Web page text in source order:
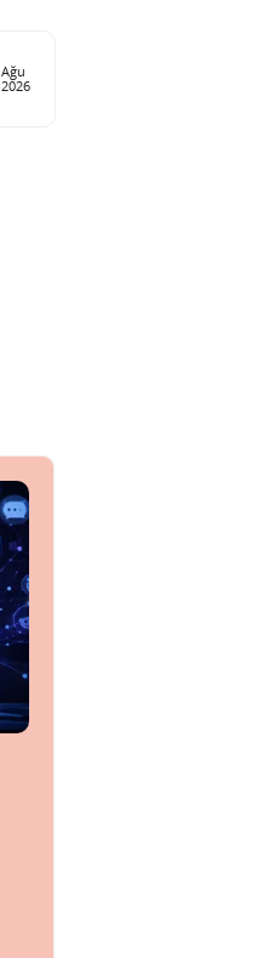
Ağu
2026